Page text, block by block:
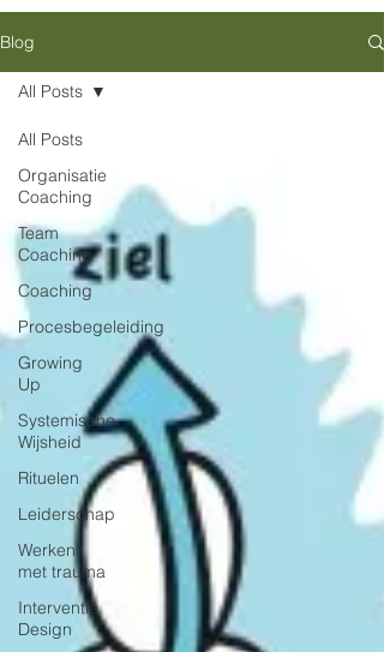
Blog
All Posts
Organisatie
Coaching
Team
Coaching
Coaching
Procesbegeleiding
Growing
Up
Systemische
Wijsheid
Rituelen
Leiderschap
Werken
met trauma
Interventie
Design
All Posts